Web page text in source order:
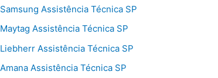
Samsung Assistência Técnica SP
Maytag Assistência Técnica SP
Liebherr Assistência Técnica SP
Amana Assistência Técnica SP